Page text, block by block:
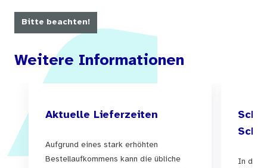
Bitte beachten!
Weitere Informationen
Aktuelle Lieferzeiten
Aufgrund eines stark erhöhten
Bestellaufkommens kann die übliche
In der